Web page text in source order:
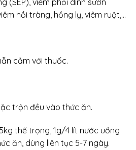
hồi tràng, hồng lỵ, viêm ruột,…
cảm với thuốc.
trộn đều vào thức ăn.
thể trọng, 1g/4 lít nước uống
ăn, dùng liên tục 5-7 ngày.